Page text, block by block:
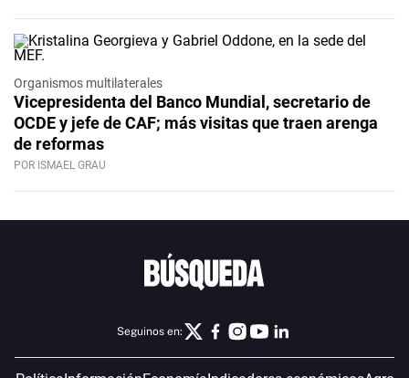
Organismos multilaterales
Vicepresidenta del Banco Mundial, secretario de
OCDE y jefe de CAF; más visitas que traen arenga
de reformas
POR ISMAEL GRAU
Seguinos en: